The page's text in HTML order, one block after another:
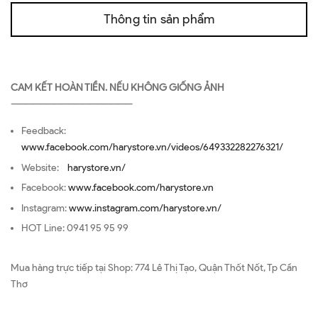
Thông tin sản phẩm
CAM KẾT HOÀN TIỀN. NẾU KHÔNG GIỐNG ẢNH
—————————————————
Feedback:
www.facebook.com/harystore.vn/videos/649332282276321/
Website: harystore.vn/
Facebook:www.facebook.com/harystore.vn
Instagram:www.instagram.com/harystore.vn/
HOT Line: 0941 95 95 99
Mua hàng trực tiếp tại Shop: 774 Lê Thị Tạo, Quận Thốt Nốt, Tp Cần
Thơ